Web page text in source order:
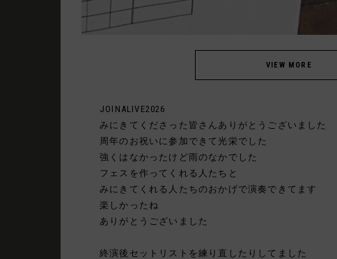
JOINALIVE2026
みにきてくださった皆さんありがとうございました
周年のお祝いに参加できて光栄でした
強くはなかったけど雨のなかでした
フェスを作ってくれる人たちと
みにきてくれる人たちのおかげで演奏できてます
楽しかったね
ありがとうございました
終演後セットリストを練り直したりしてました